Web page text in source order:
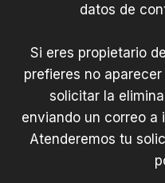
datos de
Si eres propietario
prefieres no
solicitar la
enviando un correo a
Atenderemos tu